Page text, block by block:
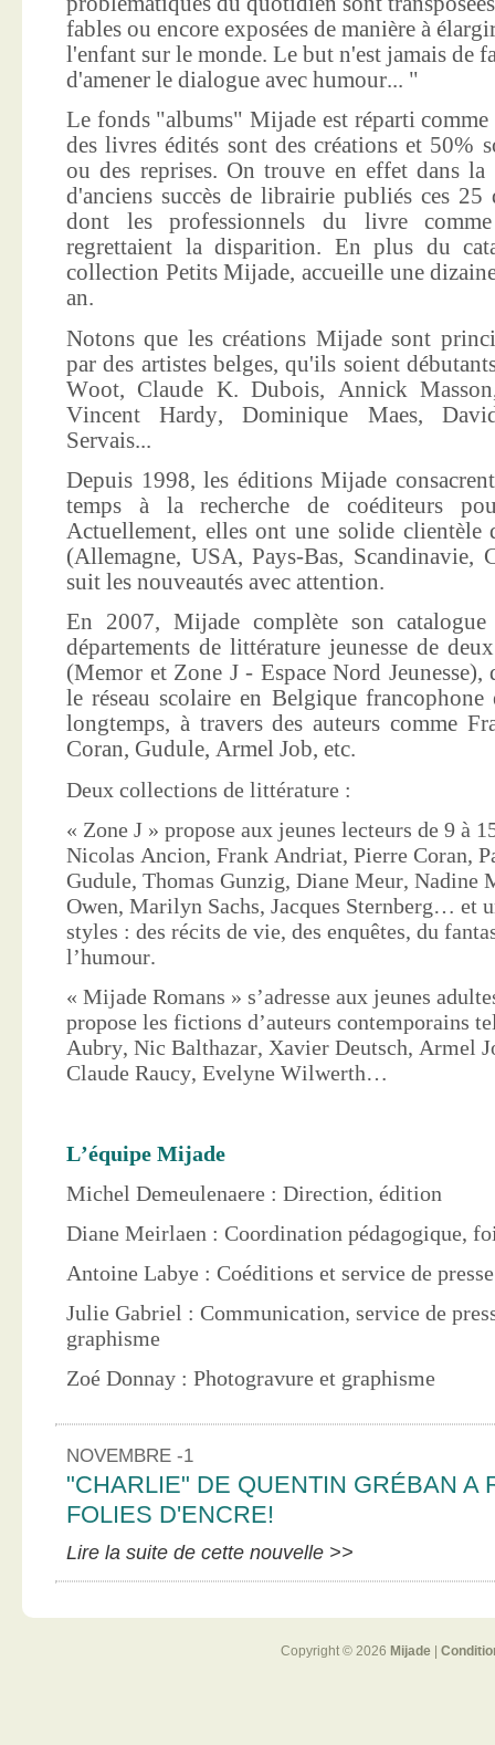
fables ou encore exposées de manière à
l'enfant sur le monde. Le but n'est jamais de
d'amener le dialogue avec humour... "
Le fonds "albums" Mijade est réparti
des livres édités sont des créations et 50%
ou des reprises. On trouve en effet dans
d'anciens succès de librairie publiés ces 25
dont les professionnels du livre
regrettaient la disparition. En plus du
collection Petits Mijade, accueille une
an.
Notons que les créations Mijade sont
par des artistes belges, qu'ils soient
Woot, Claude K. Dubois, Annick
Vincent Hardy, Dominique Maes,
Servais...
Depuis 1998, les éditions Mijade
temps à la recherche de coéditeurs
Actuellement, elles ont une solide clientèle
(Allemagne, USA, Pays-Bas, Scandinavie,
suit les nouveautés avec attention.
En 2007, Mijade complète son
départements de littérature jeunesse de
(Memor et Zone J - Espace Nord
le réseau scolaire en Belgique francophone
longtemps, à travers des auteurs comme
Coran, Gudule, Armel Job, etc.
Deux collections de littérature :
« Zone J » propose aux jeunes lecteurs de 9 à
Nicolas Ancion, Frank Andriat, Pierre Coran,
Gudule, Thomas Gunzig, Diane Meur, Nadine
Owen, Marilyn Sachs, Jacques Sternberg… et
styles : des récits de vie, des enquêtes, du
l’humour.
« Mijade Romans » s’adresse aux jeunes
propose les fictions d’auteurs contemporains
Aubry, Nic Balthazar, Xavier Deutsch, Armel
Claude Raucy, Evelyne Wilwerth…
L’équipe Mijade
Michel Demeulenaere : Direction, édition
Diane Meirlaen : Coordination pédagogique,
Antoine Labye : Coéditions et service de
Julie Gabriel : Communication, service de
graphisme
Zoé Donnay : Photogravure et graphisme
NOVEMBRE -1
"CHARLIE" DE QUENTIN GRÉBAN A
FOLIES D'ENCRE!
Lire la suite de cette nouvelle >>
Copyright © 2026 Mijade|